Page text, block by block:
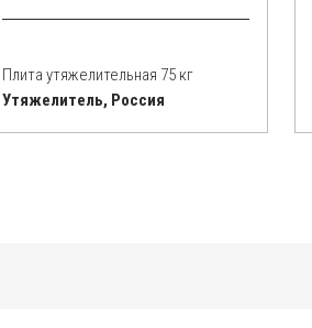
Плита утяжелительная 75 кг
Утяжелитель, Россия